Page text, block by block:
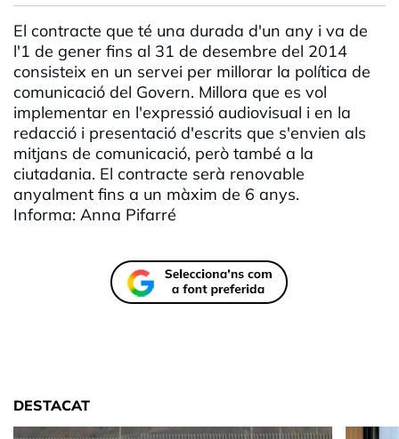
El contracte que té una durada d'un any i va de
l'1 de gener fins al 31 de desembre del 2014
consisteix en un servei per millorar la política de
comunicació del Govern. Millora que es vol
implementar en l'expressió audiovisual i en la
redacció i presentació d'escrits que s'envien als
mitjans de comunicació, però també a la
ciutadania. El contracte serà renovable
anyalment fins a un màxim de 6 anys.
Informa: Anna Pifarré
DESTACAT